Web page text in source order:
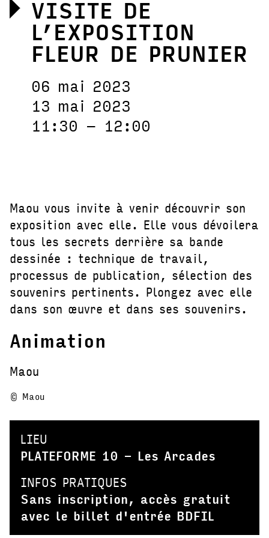
VISITE DE
L’EXPOSITION
FLEUR DE PRUNIER
06 mai 2023
13 mai 2023
11:30 – 12:00
Maou vous invite à venir découvrir son
exposition avec elle. Elle vous dévoilera
tous les secrets derrière sa bande
dessinée : technique de travail,
processus de publication, sélection des
souvenirs pertinents. Plongez avec elle
dans son œuvre et dans ses souvenirs.
Animation
Maou
© Maou
LIEU
PLATEFORME 10 - Les Arcades
INFOS PRATIQUES
Sans inscription, accès gratuit
avec le billet d'entrée BDFIL